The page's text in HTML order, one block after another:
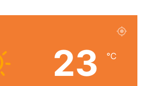
23 ℃